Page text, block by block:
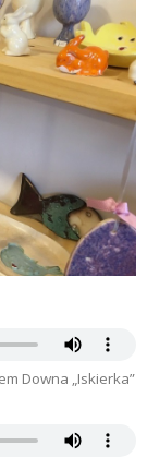
Downa „Iskierka”